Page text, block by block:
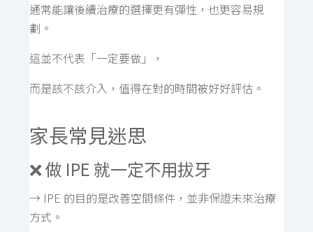
通常能讓後續治療的選擇更有彈性，也更容易規
劃。
這並不代表「一定要做」，
而是該不該介入，值得在對的時間被好好評估。
家長常見迷思
❌ 做 IPE 就一定不用拔牙
→ IPE 的目的是改善空間條件，並非保證未來治療
方式。